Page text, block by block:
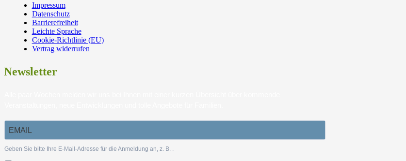
Impressum
Datenschutz
Barrierefreiheit
Leichte Sprache
Cookie-Richtlinie (EU)
Vertrag widerrufen
Newsletter
Geben Sie bitte Ihre E-Mail-Adresse für die Anmeldung an, z. B. .